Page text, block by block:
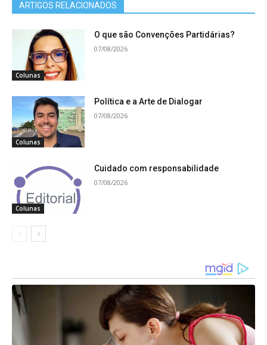
ARTIGOS RELACIONADOS
Colunas
O que são Convenções Partidárias?
07/08/2026
Colunas
Política e a Arte de Dialogar
07/08/2026
Colunas
Cuidado com responsabilidade
07/08/2026